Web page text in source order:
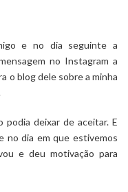
e no dia seguinte a
no Instagram a
o blog dele sobre a minha
podia deixar de aceitar. E
no dia em que estivemos
e deu motivação para